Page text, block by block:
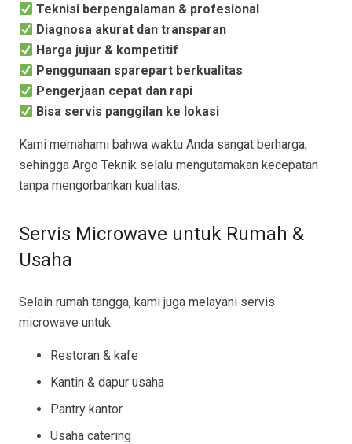
Teknisi berpengalaman & profesional
Diagnosa akurat dan transparan
Harga jujur & kompetitif
Penggunaan sparepart berkualitas
Pengerjaan cepat dan rapi
Bisa servis panggilan ke lokasi
Kami memahami bahwa waktu Anda sangat berharga,
sehingga Argo Teknik selalu mengutamakan kecepatan
tanpa mengorbankan kualitas.
Servis Microwave untuk Rumah &
Usaha
Selain rumah tangga, kami juga melayani servis
microwave untuk:
Restoran & kafe
Kantin & dapur usaha
Pantry kantor
Usaha catering